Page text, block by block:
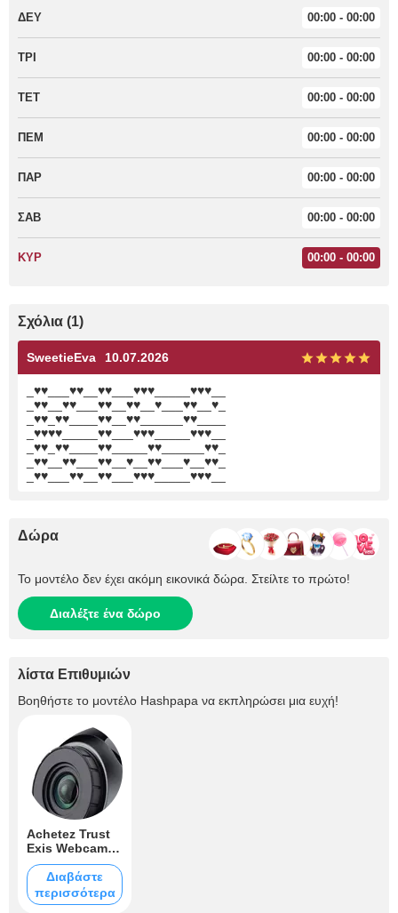
ΔΕΥ 00:00 - 00:00
ΤΡΙ 00:00 - 00:00
ΤΕΤ 00:00 - 00:00
ΠΕΜ 00:00 - 00:00
ΠΑΡ 00:00 - 00:00
ΣΑΒ 00:00 - 00:00
ΚΥΡ 00:00 - 00:00
Σχόλια (1)
SweetieEva 10.07.2026
_♥♥___♥♥__♥♥___♥♥♥_____♥♥♥__
_♥♥__♥♥___♥♥__♥♥__♥___♥♥__♥_
_♥♥_♥♥____♥♥__♥♥______♥♥____
_♥♥♥♥_____♥♥___♥♥♥_____♥♥♥__
_♥♥_♥♥____♥♥_____♥♥______♥♥_
_♥♥__♥♥___♥♥__♥__♥♥___♥__♥♥_
_♥♥___♥♥__♥♥___♥♥♥_____♥♥♥__
Δώρα
Το μοντέλο δεν έχει ακόμη εικονικά δώρα. Στείλτε το πρώτο!
Διαλέξτε ένα δώρο
λίστα Επιθυμιών
Βοηθήστε το μοντέλο Hashpapa να εκπληρώσει μια ευχή!
Achetez Trust
Exis Webcam
avec
Microphone
Intégré USB 2.0
- Noir/Argent:
Διαβάστε
περισσότερα